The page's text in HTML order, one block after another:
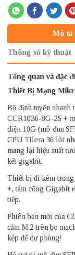
Mô tả
Thông số kỹ thuật
Tổng quan và đặc
Thiết Bị Mạng
Bộ định tuyến nhanh
CCR1036-8G-2S +
diện 10G (mô-đun
CPU Tilera 36 lõi
mang lại hiệu suất
kết gigabit.
Thiết bị đi kèm trong
+, tám cổng Gigabit
tiếp.
Phiên bản mới của
cắm M.2 trên bo
kép để dự phòng!